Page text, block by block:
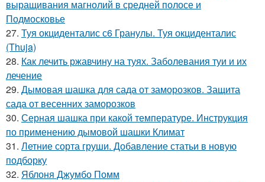
выращивания магнолий в средней полосе и
Подмосковье
27. Туя окциденталис с6 Гранулы. Туя окциденталис
(Thuja)
28. Как лечить ржавчину на туях. Заболевания туи и их
лечение
29. Дымовая шашка для сада от заморозков. Защита
сада от весенних заморозков
30. Серная шашка при какой температуре. Инструкция
по применению дымовой шашки Климат
31. Летние сорта груши. Добавление статьи в новую
подборку
32. Яблоня Джумбо Помм